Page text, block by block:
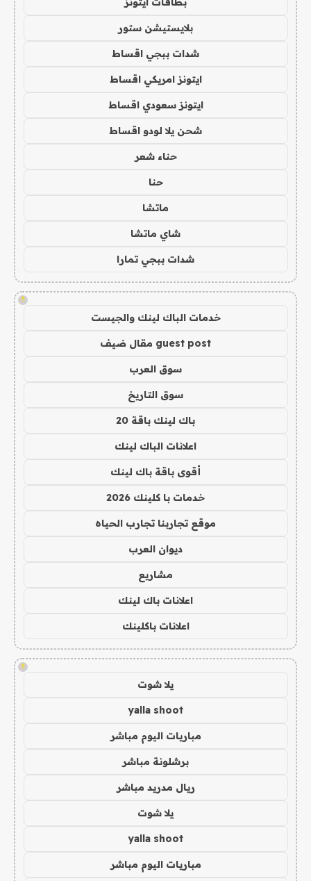
بلايستيشن ستور
شدات ببجي اقساط
ايتونز امريكي اقساط
ايتونز سعودي اقساط
شحن يلا لودو اقساط
حناء شعر
حنا
ماتشا
شاي ماتشا
شدات ببجي تمارا
!
خدمات الباك لينك والجيست
guest post مقال ضيف
سوق العرب
سوق التاريخ
باك لينك باقة 20
اعلانات الباك لينك
أقوى باقة باك لينك
خدمات با كلينك 2026
موقع تجاربنا تجارب الحياه
ديوان العرب
مشاريع
اعلانات باك لينك
اعلانات باكلينك
!
يلا شوت
yalla shoot
مباريات اليوم مباشر
برشلونة مباشر
ريال مدريد مباشر
يلا شوت
yalla shoot
مباريات اليوم مباشر